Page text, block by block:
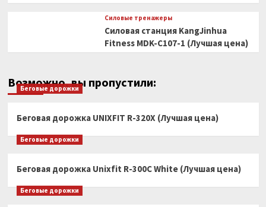
Силовые тренажеры
Силовая станция KangJinhua
Fitness MDK-C107-1 (Лучшая цена)
Возможно, вы пропустили:
Беговые дорожки
Беговая дорожка UNIXFIT R-320X (Лучшая цена)
Беговые дорожки
Беговая дорожка Unixfit R-300C White (Лучшая цена)
Беговые дорожки